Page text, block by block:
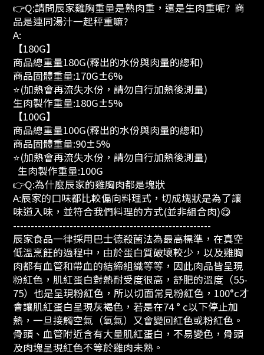
👉Q:請問辰家雞胸重量是熟肉重，還是生肉重呢? 商
品是連同湯汁一起秤重嘛?
A:
【180G】
商品總重量180G(釋出的水份與肉量的總和)
商品固體重量:170G±6%
⭐(加熱會再流失水份，請勿自行加熱後測量)
生肉製作重量:180G±5%
【100G】
商品總重量100G(釋出的水份與肉量的總和)
商品固體重量:90±5%
⭐(加熱會再流失水份，請勿自行加熱後測量)
生肉製作重量:100G
👉Q:為什麼辰家的雞胸肉都是塊狀
A:辰家的口味都比較偏向料理式，切成塊狀是為了讓
味道入味，並符合我們料理的方式(並非組合肉)😋
--------------------------------------------------------
辰家食品一律採用巴士德殺菌法為最高標準，在真空
低溫烹飪的過程中，由於蛋白質破壞較少，以及雞胸
肉都有血管和帶血的結締組織等等，因此肉品皆呈現
粉紅色，肌紅蛋白對熱耐受度很高，舒肥的溫度（55-
75）也是呈現粉紅色，所以切面常見粉紅色，100°c才
會讓肌紅蛋白呈現灰褐色，若是在74 ° c以下停止加
熱，一旦接觸空氣（氧氣）又會變回紅色或粉紅色。
骨頭、血管附近含有大量肌紅蛋白，不易變色，骨頭
及肉塊呈現紅色不等於雞肉未熟。